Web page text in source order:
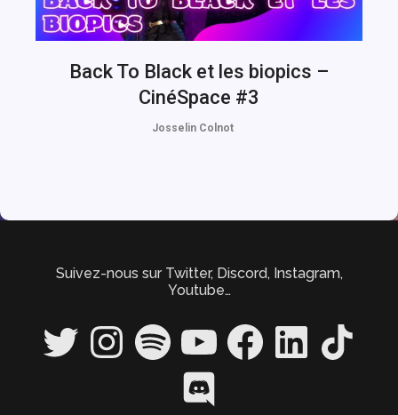
Back To Black et les biopics –
CinéSpace #3
Josselin Colnot
Suivez-nous sur Twitter, Discord, Instagram,
Youtube…
Twitter InstagramSpotify YouTube FacebookLinkedIn TikTok
Discord